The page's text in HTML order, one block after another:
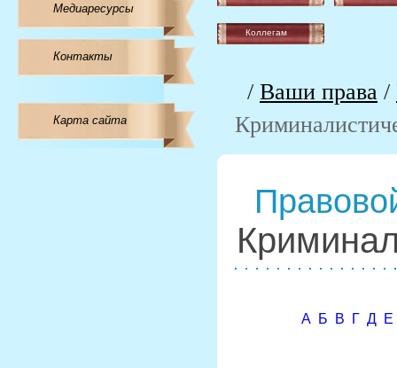
Медиаресурсы
Контакты
Карта сайта
Коллегам
/ Ваши права /
А Б В Г Д Е